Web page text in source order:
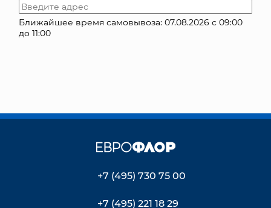
Ближайшее время самовывоза: 07.08.2026 с 09:00
до 11:00
+7 (495) 730 75 00
+7 (495) 221 18 29